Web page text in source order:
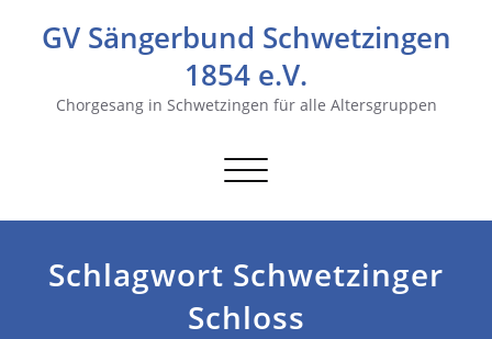
GV Sängerbund Schwetzingen
1854 e.V.
Chorgesang in Schwetzingen für alle Altersgruppen
Navigation
Schlagwort Schwetzinger
Schloss